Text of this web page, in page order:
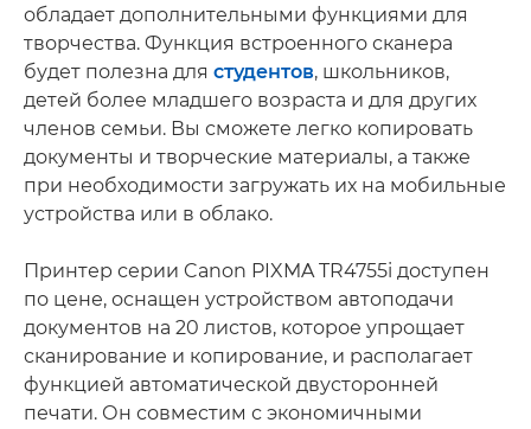
обладает дополнительными функциями для
творчества. Функция встроенного сканера
будет полезна для студентов, школьников,
детей более младшего возраста и для других
членов семьи. Вы сможете легко копировать
документы и творческие материалы, а также
при необходимости загружать их на мобильные
устройства или в облако.
Принтер серии Canon PIXMA TR4755i доступен
по цене, оснащен устройством автоподачи
документов на 20 листов, которое упрощает
сканирование и копирование, и располагает
функцией автоматической двусторонней
печати. Он совместим с экономичными